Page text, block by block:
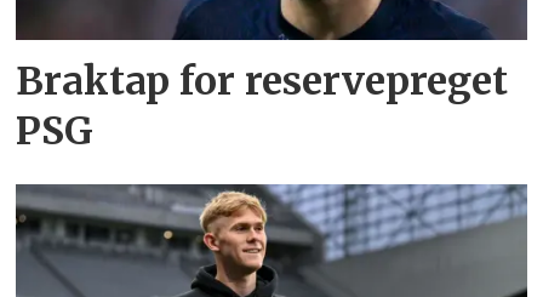
Braktap for reservepreget
PSG